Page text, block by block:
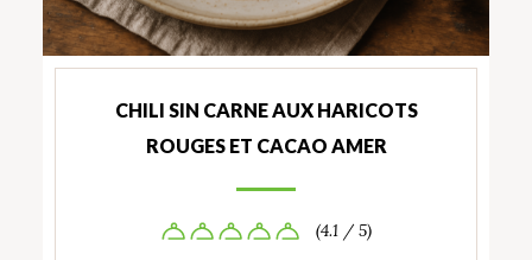
CHILI SIN CARNE AUX HARICOTS
ROUGES ET CACAO AMER
(4.1 / 5)